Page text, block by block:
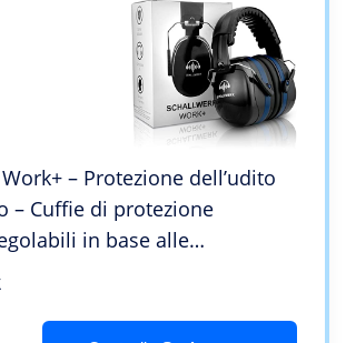
– Cuffie di protezione
in base alle
cuffie antirumore di alta